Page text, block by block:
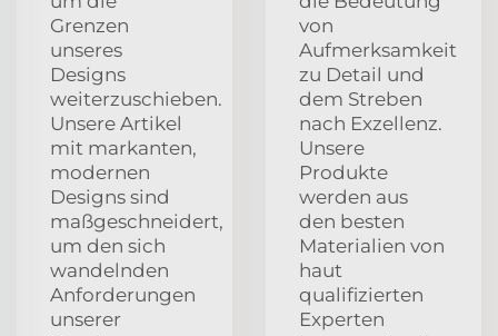
Grenzen
unseres
Designs
weiterzuschieben.
Unsere Artikel
mit markanten,
modernen
Designs sind
maßgeschneidert,
um den sich
wandelnden
Anforderungen
unserer
von
Aufmerksamkeit
zu Detail und
dem Streben
nach Exzellenz.
Unsere
Produkte
werden aus
den besten
Materialien von
haut
qualifizierten
Experten